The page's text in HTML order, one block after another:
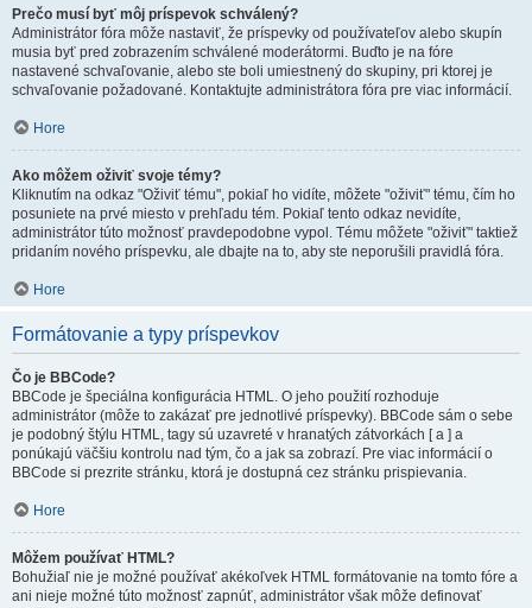
Prečo musí byť môj príspevok schválený?
Administrátor fóra môže nastaviť, že príspevky od používateľov alebo skupín
musia byť pred zobrazením schválené moderátormi. Buďto je na fóre
nastavené schvaľovanie, alebo ste boli umiestnený do skupiny, pri ktorej je
schvaľovanie požadované. Kontaktujte administrátora fóra pre viac informácií.
Hore
Ako môžem oživiť svoje témy?
Kliknutím na odkaz "Oživiť tému", pokiaľ ho vidíte, môžete "oživiť" tému, čím ho
posuniete na prvé miesto v prehľadu tém. Pokiaľ tento odkaz nevidíte,
administrátor túto možnosť pravdepodobne vypol. Tému môžete "oživiť" taktiež
pridaním nového príspevku, ale dbajte na to, aby ste neporušili pravidlá fóra.
Hore
Formátovanie a typy príspevkov
Čo je BBCode?
BBCode je špeciálna konfigurácia HTML. O jeho použití rozhoduje
administrátor (môže to zakázať pre jednotlivé príspevky). BBCode sám o sebe
je podobný štýlu HTML, tagy sú uzavreté v hranatých zátvorkách [ a ] a
ponúkajú väčšiu kontrolu nad tým, čo a jak sa zobrazí. Pre viac informácií o
BBCode si prezrite stránku, ktorá je dostupná cez stránku prispievania.
Hore
Môžem používať HTML?
Bohužiaľ nie je možné používať akékoľvek HTML formátovanie na tomto fóre a
ani nieje možné túto možnosť zapnúť, administrátor však môže definovať